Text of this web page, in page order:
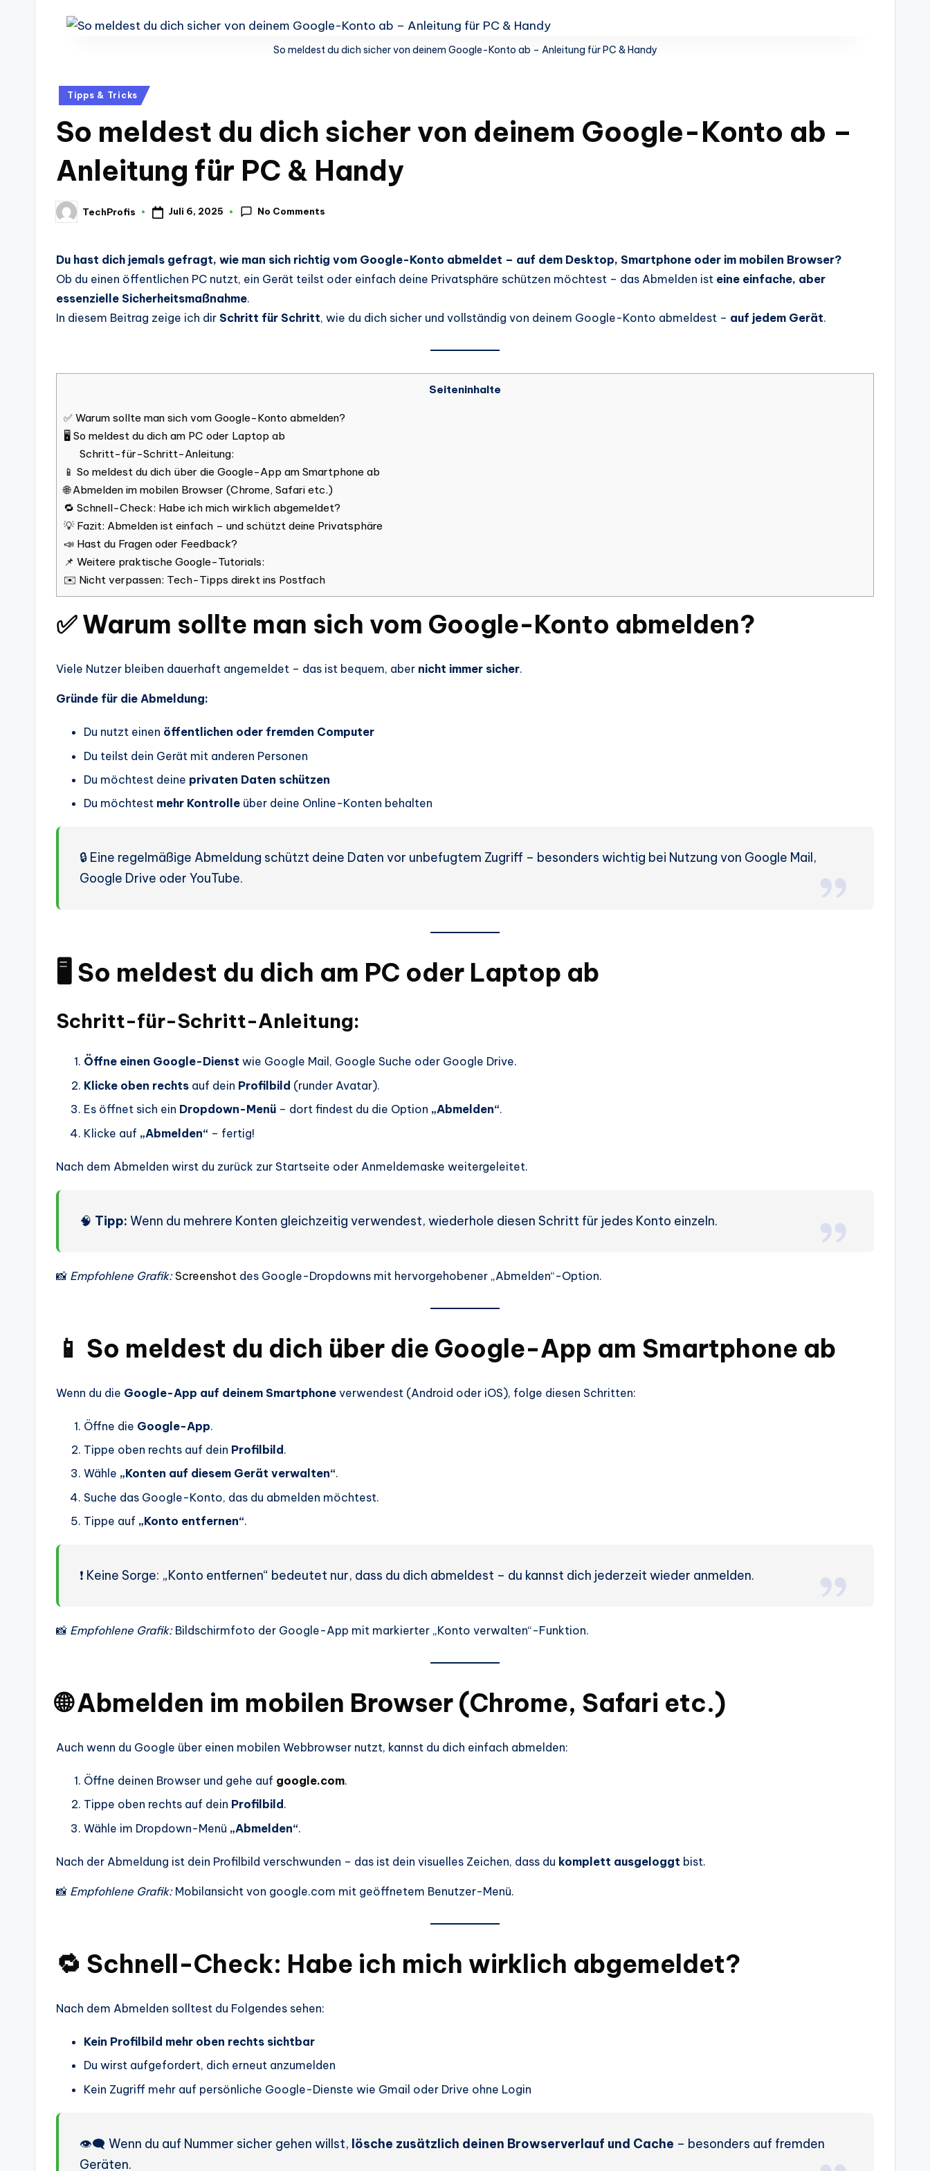
Berichte
So meldest du dich sicher von deinem Google-Konto ab – Anleitung für PC & Handy
Posted
Tipps & Tricks
So meldest du dich sicher von deinem Google-Konto ab –
Anleitung für PC & Handy
Posted
by
TechProfis Juli 6, 2025 No Comments
Du hast dich jemals gefragt, wie man sich richtig vom Google-Konto abmeldet – auf dem Desktop, Smartphone oder im mobilen Browser?
Ob du einen öffentlichen PC nutzt, ein Gerät teilst oder einfach deine Privatsphäre schützen möchtest – das Abmelden ist eine einfache, aber
essenzielle Sicherheitsmaßnahme.
In diesem Beitrag zeige ich dir Schritt für Schritt, wie du dich sicher und vollständig von deinem Google-Konto abmeldest – auf jedem Gerät.
Seiteninhalte
✅ Warum sollte man sich vom Google-Konto abmelden?
🖥️ So meldest du dich am PC oder Laptop ab
Schritt-für-Schritt-Anleitung:
📱 So meldest du dich über die Google-App am Smartphone ab
🌐 Abmelden im mobilen Browser (Chrome, Safari etc.)
🔁 Schnell-Check: Habe ich mich wirklich abgemeldet?
💡 Fazit: Abmelden ist einfach – und schützt deine Privatsphäre
📣 Hast du Fragen oder Feedback?
📌 Weitere praktische Google-Tutorials:
✉️ Nicht verpassen: Tech-Tipps direkt ins Postfach
✅ Warum sollte man sich vom Google-Konto abmelden?
Viele Nutzer bleiben dauerhaft angemeldet – das ist bequem, aber nicht immer sicher.
Gründe für die Abmeldung:
Du nutzt einen öffentlichen oder fremden Computer
Du teilst dein Gerät mit anderen Personen
Du möchtest deine privaten Daten schützen
Du möchtest mehr Kontrolle über deine Online-Konten behalten
🔒 Eine regelmäßige Abmeldung schützt deine Daten vor unbefugtem Zugriff – besonders wichtig bei Nutzung von Google Mail,
Google Drive oder YouTube.
🖥️ So meldest du dich am PC oder Laptop ab
Schritt-für-Schritt-Anleitung:
Öffne einen Google-Dienst wie Google Mail, Google Suche oder Google Drive.
Klicke oben rechts auf dein Profilbild (runder Avatar).
Es öffnet sich ein Dropdown-Menü – dort findest du die Option „Abmelden“.
Klicke auf „Abmelden“ – fertig!
Nach dem Abmelden wirst du zurück zur Startseite oder Anmeldemaske weitergeleitet.
🧠 Tipp: Wenn du mehrere Konten gleichzeitig verwendest, wiederhole diesen Schritt für jedes Konto einzeln.
📸 Empfohlene Grafik: Screenshot des Google-Dropdowns mit hervorgehobener „Abmelden“-Option.
📱 So meldest du dich über die Google-App am Smartphone ab
Wenn du die Google-App auf deinem Smartphone verwendest (Android oder iOS), folge diesen Schritten:
Öffne die Google-App.
Tippe oben rechts auf dein Profilbild.
Wähle „Konten auf diesem Gerät verwalten“.
Suche das Google-Konto, das du abmelden möchtest.
Tippe auf „Konto entfernen“.
❗ Keine Sorge: „Konto entfernen“ bedeutet nur, dass du dich abmeldest – du kannst dich jederzeit wieder anmelden.
📸 Empfohlene Grafik:Bildschirmfoto der Google-App mit markierter „Konto verwalten“-Funktion.
🌐 Abmelden im mobilen Browser (Chrome, Safari etc.)
Auch wenn du Google über einen mobilen Webbrowser nutzt, kannst du dich einfach abmelden:
Öffne deinen Browser und gehe auf google.com.
Tippe oben rechts auf dein Profilbild .
Wähle im Dropdown-Menü „Abmelden“.
Nach der Abmeldung ist dein Profilbild verschwunden – das ist dein visuelles Zeichen, dass du komplett ausgeloggt bist.
📸 Empfohlene Grafik:Mobilansicht von google.com mit geöffnetem Benutzer-Menü.
🔁 Schnell-Check: Habe ich mich wirklich abgemeldet?
Nach dem Abmelden solltest du Folgendes sehen:
Kein Profilbild mehr oben rechts sichtbar
Du wirst aufgefordert, dich erneut anzumelden
Kein Zugriff mehr auf persönliche Google-Dienste wie Gmail oder Drive ohne Login
👁️‍🗨️ Wenn du auf Nummer sicher gehen willst, lösche zusätzlich deinen Browserverlauf und Cache – besonders auf fremden
Geräten.